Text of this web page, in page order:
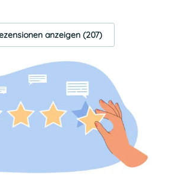
anzeigen (207)